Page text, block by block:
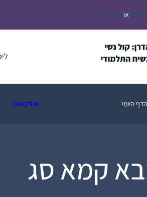
או התחברו
היומי פודקאסט
קמא סג